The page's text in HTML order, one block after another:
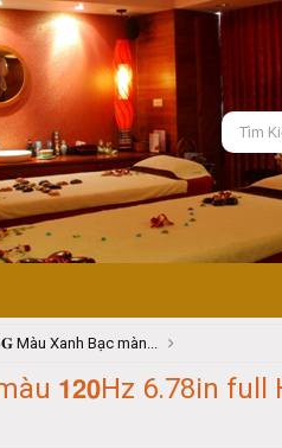
Màu Xanh Bạc màn...
𝟭𝟮𝟬Hz 6.78in full